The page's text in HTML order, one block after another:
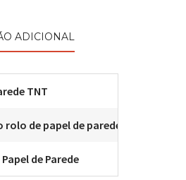
ADICIONAL
TNT
rolo de papel de parede
de Parede